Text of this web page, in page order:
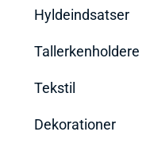
Hyldeindsatser
Tallerkenholdere
Tekstil
Dekorationer